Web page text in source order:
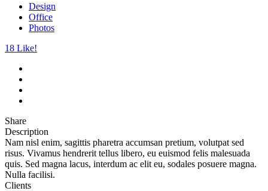
Design
Office
Photos
18 Like!
Share
Description
Nam nisl enim, sagittis pharetra accumsan pretium, volutpat sed
risus. Vivamus hendrerit tellus libero, eu euismod felis malesuada
quis. Sed magna lacus, interdum ac elit eu, sodales posuere magna.
Nulla facilisi.
Clients